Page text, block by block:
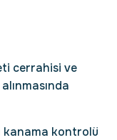
cerrahisi ve
kanama kontrolü